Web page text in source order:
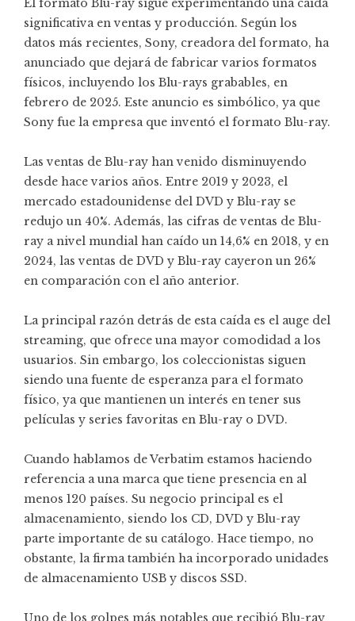
El formato Blu-ray sigue experimentando una caída
significativa en ventas y producción. Según los
datos más recientes, Sony, creadora del formato, ha
anunciado que dejará de fabricar varios formatos
físicos, incluyendo los Blu-rays grabables, en
febrero de 2025. Este anuncio es simbólico, ya que
Sony fue la empresa que inventó el formato Blu-ray.
Las ventas de Blu-ray han venido disminuyendo
desde hace varios años. Entre 2019 y 2023, el
mercado estadounidense del DVD y Blu-ray se
redujo un 40%. Además, las cifras de ventas de Blu-
ray a nivel mundial han caído un 14,6% en 2018, y en
2024, las ventas de DVD y Blu-ray cayeron un 26%
en comparación con el año anterior.
La principal razón detrás de esta caída es el auge del
streaming, que ofrece una mayor comodidad a los
usuarios. Sin embargo, los coleccionistas siguen
siendo una fuente de esperanza para el formato
físico, ya que mantienen un interés en tener sus
películas y series favoritas en Blu-ray o DVD.
Cuando hablamos de Verbatim estamos haciendo
referencia a una marca que tiene presencia en al
menos 120 países. Su negocio principal es el
almacenamiento, siendo los CD, DVD y Blu-ray
parte importante de su catálogo. Hace tiempo, no
obstante, la firma también ha incorporado unidades
de almacenamiento USB y discos SSD.
Uno de los golpes más notables que recibió Blu-ray